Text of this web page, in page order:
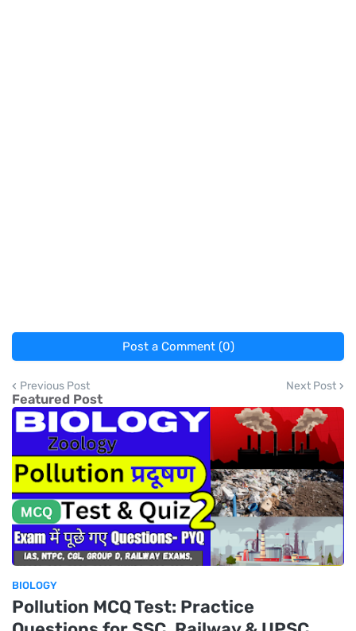
Post a Comment (0)
Previous Post Next Post
Featured Post
BIOLOGY
Pollution MCQ Test: Practice